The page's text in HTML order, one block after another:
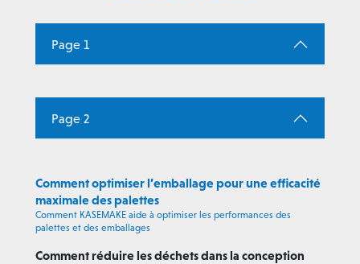
Page 1
Page 2
Comment optimiser l’emballage pour une efficacité
maximale des palettes
Comment KASEMAKE aide à optimiser les performances des
palettes et des emballages
Comment réduire les déchets dans la conception